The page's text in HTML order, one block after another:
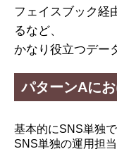
フェイスブック経
るなど、
かなり役立つデー
パターンAに
基本的にSNS単独
SNS単独の運用担